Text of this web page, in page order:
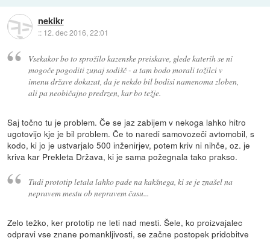
nekikr
:: 12. dec 2016, 22:01
Vsekakor bo to sprožilo kazenske preiskave, glede katerih se ni
mogoče pogoditi zunaj sodišč - a tam bodo morali tožilci v
imenu države dokazat, da je nekdo bil bodisi namenoma zloben,
ali pa neobičajno predrzen, kar bo težje.
Saj točno tu je problem. Če se jaz zabijem v nekoga lahko hitro
ugotovijo kje je bil problem. Če to naredi samovozeči avtomobil, s
kodo, ki jo je ustvarjalo 500 inženirjev, potem kriv ni nihče, oz. je
kriva kar Prekleta Država, ki je sama požegnala tako prakso.
Tudi prototip letala lahko pade na kakšnega, ki se je znašel na
nepravem mestu ob nepravem času...
Zelo težko, ker prototip ne leti nad mesti. Šele, ko proizvajalec
odpravi vse znane pomankljivosti, se začne postopek pridobitve